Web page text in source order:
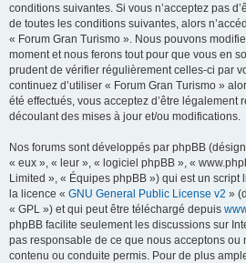
conditions suivantes. Si vous n’acceptez pas
de toutes les conditions suivantes, alors
« Forum Gran Turismo ». Nous pouvons
moment et nous ferons tout pour que vous en
prudent de vérifier régulièrement celles-ci par
continuez d’utiliser « Forum Gran Turismo »
été effectués, vous acceptez d’être légalement
découlant des mises à jour et/ou modifications.
Nos forums sont développés par phpBB
« eux », « leur », « logiciel phpBB », «
Limited », « Équipes phpBB ») qui est un script
la licence « GNU General Public License v2 »
« GPL ») et qui peut être téléchargé depuis
phpBB facilite seulement les discussions sur
pas responsable de ce que nous acceptons ou
contenu ou conduite permis. Pour de plus